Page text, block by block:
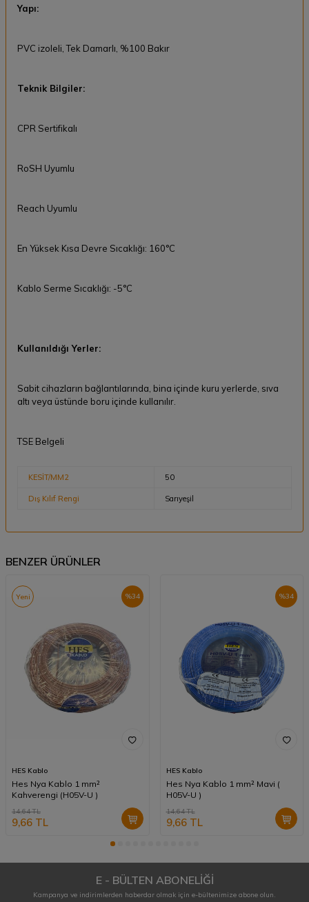
Yapı:
PVC izoleli, Tek Damarlı, %100 Bakır
Teknik Bilgiler:
CPR Sertifikalı
RoSH Uyumlu
Reach Uyumlu
En Yüksek Kısa Devre Sıcaklığı: 160°C
Kablo Serme Sıcaklığı: -5°C
Kullanıldığı Yerler:
Sabit cihazların bağlantılarında, bina içinde kuru yerlerde, sıva
altı veya üstünde boru içinde kullanılır.
TSE Belgeli
KESİT/MM2 50
Dış Kılıf Rengi Sarıyeşil
BENZER ÜRÜNLER
%34
Yeni
HES Kablo
Hes Nya Kablo 1 mm²
Kahverengi (H05V-U )
14,64TL
9,66 TL
%34
HES Kablo
Hes Nya Kablo 1 mm² Mavi (
H05V-U )
14,64TL
9,66TL
E - BÜLTEN ABONELİĞİ
Kampanya ve indirimlerden haberdar olmak için e-bültenimize abone olun.